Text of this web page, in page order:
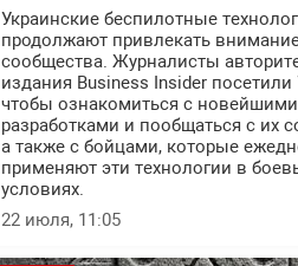
Украинские беспилотные
продолжают привлекать
сообщества. Журналисты
издания Business Insider посетили
чтобы ознакомиться с
разработками и пообщаться с их
а также с бойцами, которые
применяют эти технологии в
условиях.
22 июля, 11:05